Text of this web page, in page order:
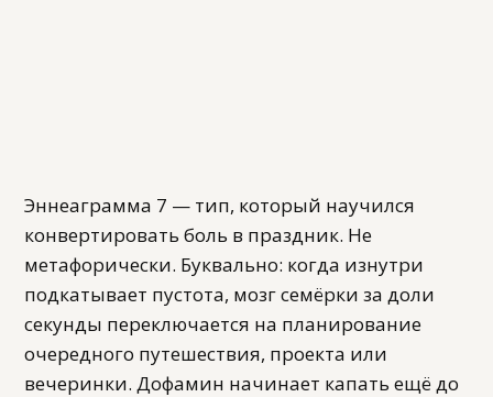
Эннеаграмма 7 — тип, который научился
конвертировать боль в праздник. Не
метафорически. Буквально: когда изнутри
подкатывает пустота, мозг семёрки за доли
секунды переключается на планирование
очередного путешествия, проекта или
вечеринки. Дофамин начинает капать ещё до